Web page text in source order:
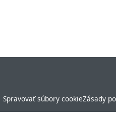
Spravovať súbory cookieZásady